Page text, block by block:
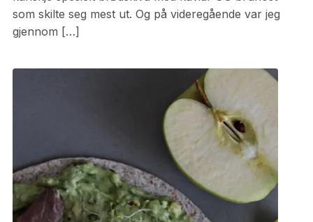
som skilte seg mest ut. Og på videregående var jeg
gjennom […]